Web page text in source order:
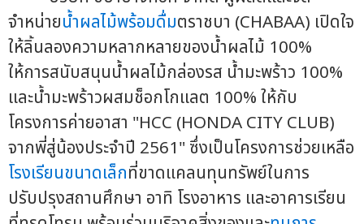
จำหน่ายน้ำผลไม้พร้อมดื่มตราชบา (CHABAA) เปิดใจ
ให้ลิ้นลองความหลากหลายของน้ำผลไม้ 100%
ให้การสนับสนุนน้ำผลไม้กล่องรส น้ำมะพร้าว 100%
และน้ำมะพร้าวผสมช็อกโกแลต 100% ให้กับ
โครงการค่ายอาสา "HCC (HONDA CITY CLUB)
จากพี่สู่น้องประจำปี 2561" ซึ่งเป็นโครงการช่วยเหลือ
โรงเรียนขนาดเล็กที่ขาดแคลนทุนทรัพย์ในการ
ปรับปรุงสถานศึกษา อาทิ โรงอาหาร และอาคารเรียน